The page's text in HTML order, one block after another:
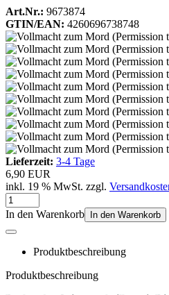
Art.Nr.: 9673874
GTIN/EAN: 4260696738748
Lieferzeit: 3-4 Tage
6,90 EUR
inkl. 19 % MwSt. zzgl.
In den Warenkorb In den Warenkorb
Produktbeschreibung
Produktbeschreibung